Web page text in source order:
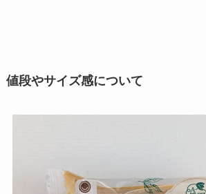
値段やサイズ感について